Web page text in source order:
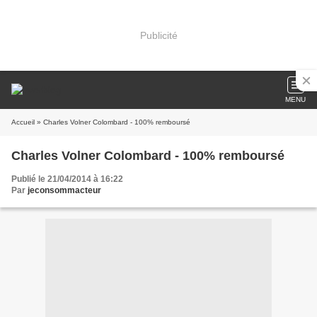
Publicité
MENU
Accueil » Charles Volner Colombard - 100% remboursé
Charles Volner Colombard - 100% remboursé
Publié le 21/04/2014 à 16:22
Par jeconsommacteur